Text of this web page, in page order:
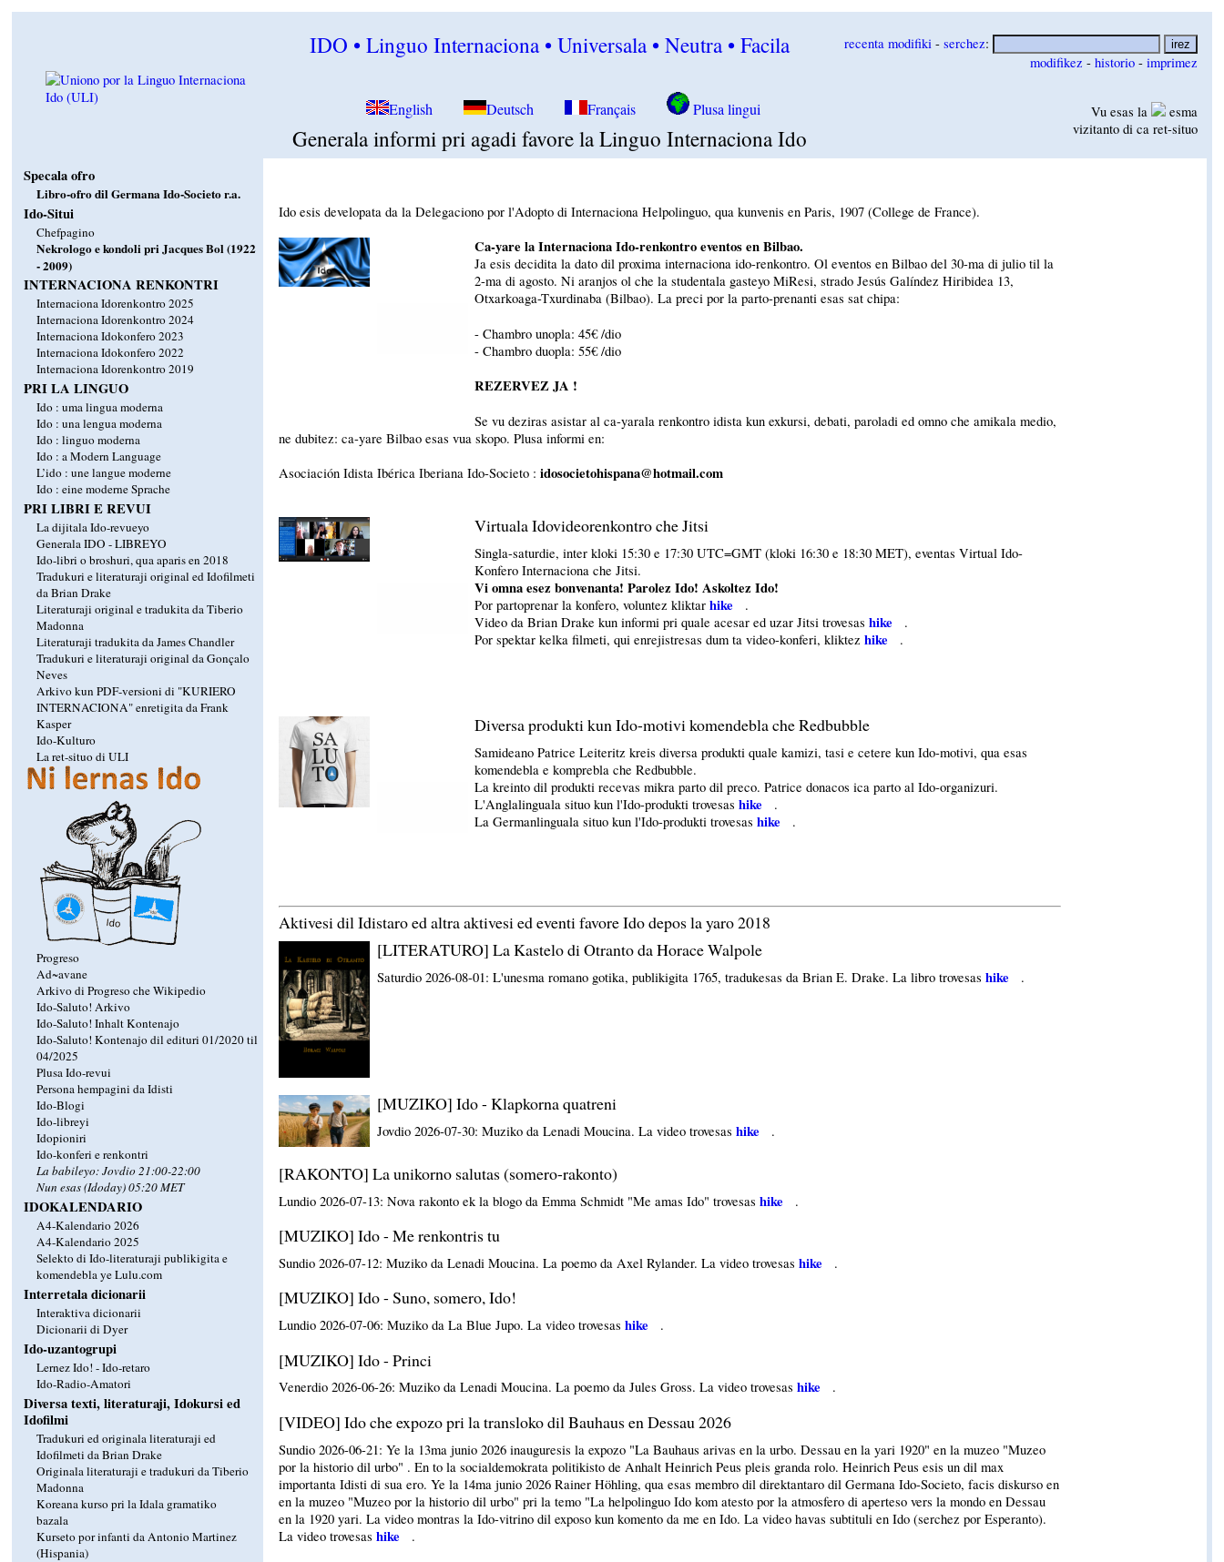
IDO • Linguo Internaciona • Universala • Neutra • Facila
English Deutsch Français Plusa lingui
Generala informi pri agadi favore la Linguo Internaciona Ido
recenta modifiki - serchez:
modifikez -historio -imprimez
Vu esas la
esma
vizitanto di ca ret-situo
Specala ofro
Libro-ofro dil Germana Ido-Societo r.a.
Ido-Situi
Chefpagino
Nekrologo e kondoli pri Jacques Bol (1922
- 2009)
INTERNACIONA RENKONTRI
Internaciona Idorenkontro 2025
Internaciona Idorenkontro 2024
Internaciona Idokonfero 2023
Internaciona Idokonfero 2022
Internaciona Idorenkontro 2019
PRI LA LINGUO
Ido : uma lingua moderna
Ido : una lengua moderna
Ido : linguo moderna
Ido : a Modern Language
L’ido : une langue moderne
Ido : eine moderne Sprache
PRI LIBRI E REVUI
La dijitala Ido-revueyo
Generala IDO - LIBREYO
Ido-libri o broshuri, qua aparis en 2018
Tradukuri e literaturaji original ed Idofilmeti
da Brian Drake
Literaturaji original e tradukita da Tiberio
Madonna
Literaturaji tradukita da James Chandler
Tradukuri e literaturaji original da Gonçalo
Neves
Arkivo kun PDF-versioni di "KURIERO
INTERNACIONA" enretigita da Frank
Kasper
Ido-Kulturo
La ret-situo di ULI
Progreso
Ad~avane
Arkivo di Progreso che Wikipedio
Ido-Saluto! Arkivo
Ido-Saluto! Inhalt Kontenajo
Ido-Saluto! Kontenajo dil edituri 01/2020 til
04/2025
Plusa Ido-revui
Persona hempagini da Idisti
Ido-Blogi
Ido-libreyi
Idopioniri
Ido-konferi e renkontri
La babileyo: Jovdio 21:00-22:00
Nun esas (Idoday) 05:20 MET
IDOKALENDARIO
A4-Kalendario 2026
A4-Kalendario 2025
Selekto di Ido-literaturaji publikigita e
komendebla ye Lulu.com
Interretala dicionarii
Interaktiva dicionarii
Dicionarii di Dyer
Ido-uzantogrupi
Lernez Ido! - Ido-retaro
Ido-Radio-Amatori
Diversa texti, literaturaji, Idokursi ed
Idofilmi
Tradukuri ed originala literaturaji ed
Idofilmeti da Brian Drake
Originala literaturaji e tradukuri da Tiberio
Madonna
Koreana kurso pri la Idala gramatiko
bazala
Kurseto por infanti da Antonio Martinez
(Hispania)
Ido esis developata da la Delegaciono por l'Adopto di Internaciona Helpolinguo, qua kunvenis en Paris, 1907 (College de France).
Ca-yare la Internaciona Ido-renkontro eventos en Bilbao.
Ja esis decidita la dato dil proxima internaciona ido-renkontro. Ol eventos en Bilbao del 30-ma di julio til la
2-ma di agosto. Ni aranjos ol che la studentala gasteyo MiResi, strado Jesús Galíndez Hiribidea 13,
Otxarkoaga-Txurdinaba (Bilbao). La preci por la parto-prenanti esas sat chipa:
- Chambro unopla: 45€ /dio
- Chambro duopla: 55€ /dio
REZERVEZ JA !
Se vu deziras asistar al ca-yarala renkontro idista kun exkursi, debati, paroladi ed omno che amikala medio,
ne dubitez: ca-yare Bilbao esas vua skopo. Plusa informi en:
Asociación Idista Ibérica Iberiana Ido-Societo :idosocietohispana@hotmail.com
Virtuala Idovideorenkontro che Jitsi
Singla-saturdie, inter kloki 15:30 e 17:30 UTC=GMT (kloki 16:30 e 18:30 MET), eventas Virtual Ido-
Konfero Internaciona che Jitsi.
Vi omna esez bonvenanta! Parolez Ido! Askoltez Ido!
Por partoprenar la konfero, voluntez kliktarhike
.
Video da Brian Drake kun informi pri quale acesar ed uzar Jitsi trovesashike
.
Por spektar kelka filmeti, qui enrejistresas dum ta video-konferi, kliktezhike .
Diversa produkti kun Ido-motivi komendebla che Redbubble
Samideano Patrice Leiteritz kreis diversa produkti quale kamizi, tasi e cetere kun Ido-motivi, qua esas
komendebla e komprebla che Redbubble.
La kreinto dil produkti recevas mikra parto dil preco. Patrice donacos ica parto al Ido-organizuri.
L'Anglalinguala situo kun l'Ido-produkti trovesashike
.
La Germanlinguala situo kun l'Ido-produkti trovesashike .
Aktivesi dil Idistaro ed altra aktivesi ed eventi favore Ido depos la yaro 2018
[LITERATURO] La Kastelo di Otranto da Horace Walpole
Saturdio 2026-08-01: L'unesma romano gotika, publikigita 1765, tradukesas da Brian E. Drake. La libro trovesas hike .
[MUZIKO] Ido - Klapkorna quatreni
Jovdio 2026-07-30: Muziko da Lenadi Moucina. La video trovesas hike .
[RAKONTO] La unikorno salutas (somero-rakonto)
Lundio 2026-07-13: Nova rakonto ek la blogo da Emma Schmidt "Me amas Ido" trovesashike .
[MUZIKO] Ido - Me renkontris tu
Sundio 2026-07-12: Muziko da Lenadi Moucina. La poemo da Axel Rylander. La video trovesashike .
[MUZIKO] Ido - Suno, somero, Ido!
Lundio 2026-07-06: Muziko da La Blue Jupo. La video trovesashike .
[MUZIKO] Ido - Princi
Venerdio 2026-06-26: Muziko da Lenadi Moucina. La poemo da Jules Gross. La video trovesashike .
[VIDEO] Ido che expozo pri la transloko dil Bauhaus en Dessau 2026
Sundio 2026-06-21: Ye la 13ma junio 2026 inauguresis la expozo "La Bauhaus arivas en la urbo. Dessau en la yari 1920" en la muzeo "Muzeo
por la historio dil urbo" . En to la socialdemokrata politikisto de Anhalt Heinrich Peus pleis granda rolo. Heinrich Peus esis un dil max
importanta Idisti di sua ero. Ye la 14ma junio 2026 Rainer Höhling, qua esas membro dil direktantaro dil Germana Ido-Societo, facis diskurso en
en la muzeo "Muzeo por la historio dil urbo" pri la temo "La helpolinguo Ido kom atesto por la atmosfero di aperteso vers la mondo en Dessau
en la 1920 yari. La video montras la Ido-vitrino dil exposo kun komento da me en Ido. La video havas subtituli en Ido (serchez por Esperanto).
La video trovesashike .